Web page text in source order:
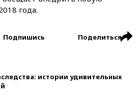
года.
Подпишись Поделиться
истории удивительных